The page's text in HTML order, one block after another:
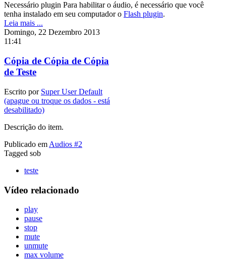
Necessário plugin Para habilitar o áudio, é necessário que você
tenha instalado em seu computador o Flash plugin.
Leia mais ...
Domingo, 22 Dezembro 2013
11:41
Cópia de Cópia de Cópia
de Teste
Escrito por Super User Default
(apague ou troque os dados - está
desabilitado)
Descrição do item.
Publicado em Audios #2
Tagged sob
teste
Vídeo relacionado
play
pause
stop
mute
unmute
max volume